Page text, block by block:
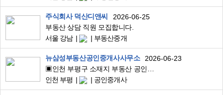
주식회사 덕산디앤씨
2026-06-25
부동산 상담 직원 모집합니다.
서울 강남
부동산중개
뉴삼성부동산공인중개사사무소
2026-06-23
인천 부평
공인중개사